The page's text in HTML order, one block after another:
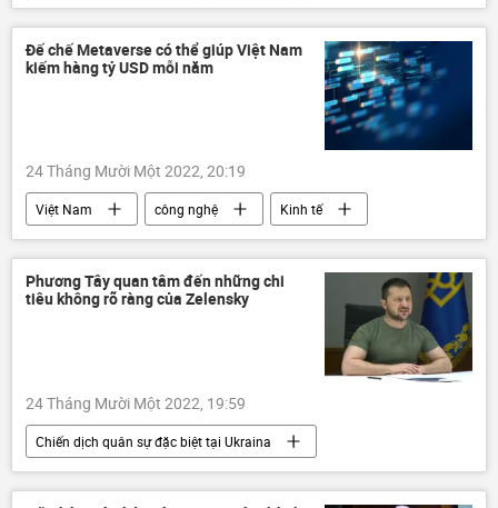
Cuộc khủng hoảng ở Ukraina
Nga
Chính trị
Maria Zakharova
Chiến dịch quân sự đặc biệt tại Ukraina
Đế chế Metaverse có thể giúp Việt Nam
kiếm hàng tỷ USD mỗi năm
24 Tháng Mười Một 2022, 20:19
Việt Nam công nghệ Kinh tế
Phương Tây quan tâm đến những chi
tiêu không rõ ràng của Zelensky
24 Tháng Mười Một 2022, 19:59
Chiến dịch quân sự đặc biệt tại Ukraina
Ukraina
Cuộc khủng hoảng ở Ukraina